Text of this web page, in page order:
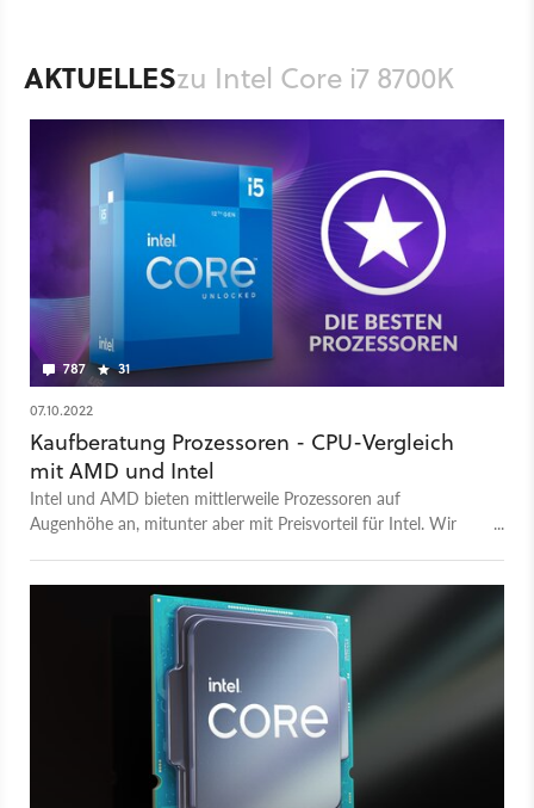
AKTUELLESzu Intel Core i7 8700K
787 31
07.10.2022
Kaufberatung Prozessoren - CPU-Vergleich
mit AMD und Intel
Intel und AMD bieten mittlerweile Prozessoren auf
Augenhöhe an, mitunter aber mit Preisvorteil für Intel. Wir